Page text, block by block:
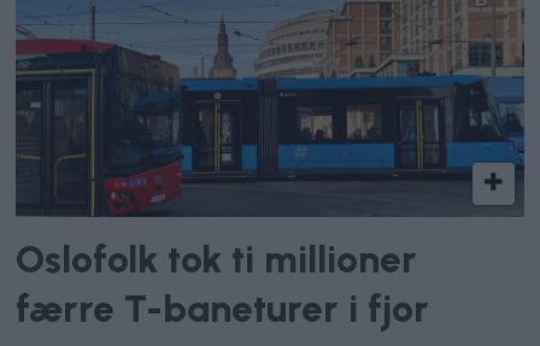
Oslofolk tok ti millioner
færre T-baneturer i fjor